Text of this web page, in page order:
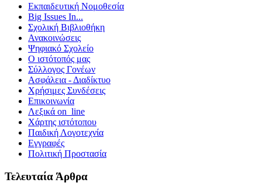
Εκπαιδευτική Νομοθεσία
Big Issues In...
Σχολική Βιβλιοθήκη
Ανακοινώσεις
Ψηφιακό Σχολείο
Ο ιστότοπός μας
Σύλλογος Γονέων
Ασφάλεια - Διαδίκτυο
Χρήσιμες Συνδέσεις
Επικοινωνία
Λεξικά on_line
Χάρτης ιστότοπου
Παιδική Λογοτεχνία
Εγγραφές
Πολιτική Προστασία
Τελευταία Άρθρα